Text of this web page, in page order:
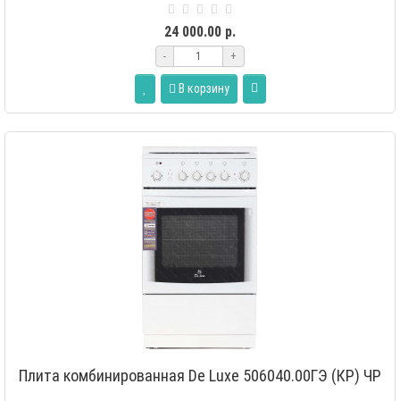
24 000.00 р.
- +
В корзину
Плита комбинированная De Luxe 506040.00ГЭ (КР) ЧР